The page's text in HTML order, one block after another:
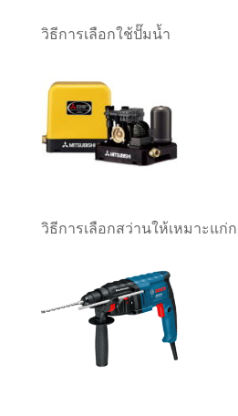
วิธีการเลือกใช้ปั๊มน้ำ
วิธีการเลือกสว่านให้เหมาะแก่